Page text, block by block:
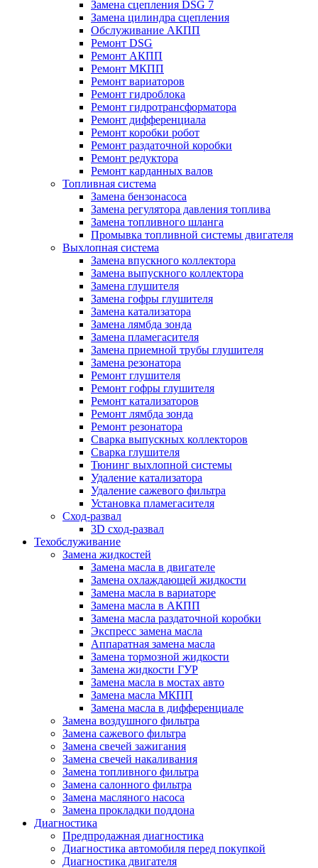
Замена сцепления DSG 7
Замена цилиндра сцепления
Обслуживание АКПП
Ремонт DSG
Ремонт АКПП
Ремонт МКПП
Ремонт вариаторов
Ремонт гидроблока
Ремонт гидротрансформатора
Ремонт дифференциала
Ремонт коробки робот
Ремонт раздаточной коробки
Ремонт редуктора
Ремонт карданных валов
Топливная система
Замена бензонасоса
Замена регулятора давления топлива
Замена топливного шланга
Промывка топливной системы двигателя
Выхлопная система
Замена впускного коллектора
Замена выпускного коллектора
Замена глушителя
Замена гофры глушителя
Замена катализатора
Замена лямбда зонда
Замена пламегасителя
Замена приемной трубы глушителя
Замена резонатора
Ремонт глушителя
Ремонт гофры глушителя
Ремонт катализаторов
Ремонт лямбда зонда
Ремонт резонатора
Сварка выпускных коллекторов
Сварка глушителя
Тюнинг выхлопной системы
Удаление катализатора
Удаление сажевого фильтра
Установка пламегасителя
Сход-развал
3D сход-развал
Техобслуживание
Замена жидкостей
Замена масла в двигателе
Замена охлаждающей жидкости
Замена масла в вариаторе
Замена масла в АКПП
Замена масла раздаточной коробки
Экспресс замена масла
Аппаратная замена масла
Замена тормозной жидкости
Замена жидкости ГУР
Замена масла в мостах авто
Замена масла МКПП
Замена масла в дифференциале
Замена воздушного фильтра
Замена сажевого фильтра
Замена свечей зажигания
Замена свечей накаливания
Замена топливного фильтра
Замена салонного фильтра
Замена масляного насоса
Замена прокладки поддона
Диагностика
Предпродажная диагностика
Диагностика автомобиля перед покупкой
Диагностика двигателя